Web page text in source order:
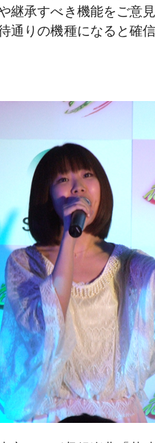
継承すべき機能をご意
通りの機種になると確